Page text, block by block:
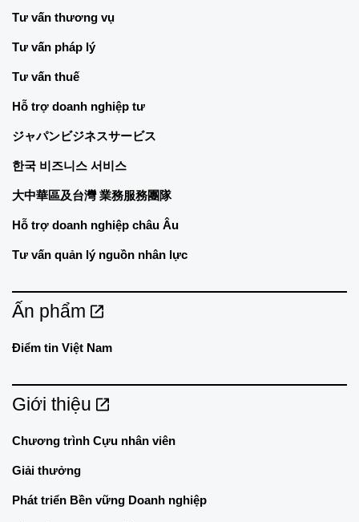
Tư vấn thương vụ
Tư vấn pháp lý
Tư vấn thuế
Hỗ trợ doanh nghiệp tư
ジャパンビジネスサービス
한국 비즈니스 서비스
大中華區及台灣 業務服務團隊
Hỗ trợ doanh nghiệp châu Âu
Tư vấn quản lý nguồn nhân lực
Ấn phẩm
Điểm tin Việt Nam
Giới thiệu
Chương trình Cựu nhân viên
Giải thưởng
Phát triển Bền vững Doanh nghiệp